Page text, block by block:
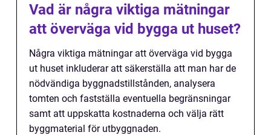
Vad är några viktiga mätningar
att överväga vid bygga ut huset?
Några viktiga mätningar att överväga vid bygga
ut huset inkluderar att säkerställa att man har de
nödvändiga byggnadstillstånden, analysera
tomten och fastställa eventuella begränsningar
samt att uppskatta kostnaderna och välja rätt
byggmaterial för utbyggnaden.